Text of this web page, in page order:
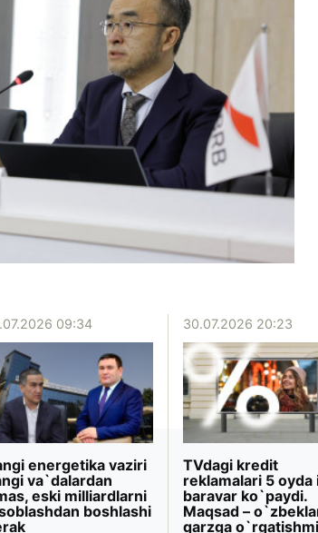
09:34
energetika vaziri
va`dalardan
eski milliardlarni
boshlashi
30.07.2026 20:23
TVdagi kredit
reklamalari 5 oyda
baravar ko`paydi.
Maqsad –
qarzga